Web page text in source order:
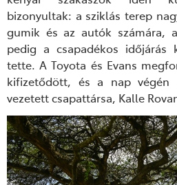
bizonyultak: a sziklás terep
gumik és az autók számára,
pedig a csapadékos időjárás
tette. A Toyota és Evans
kifizetődött, és a nap végén
vezetett csapattársa, Kalle